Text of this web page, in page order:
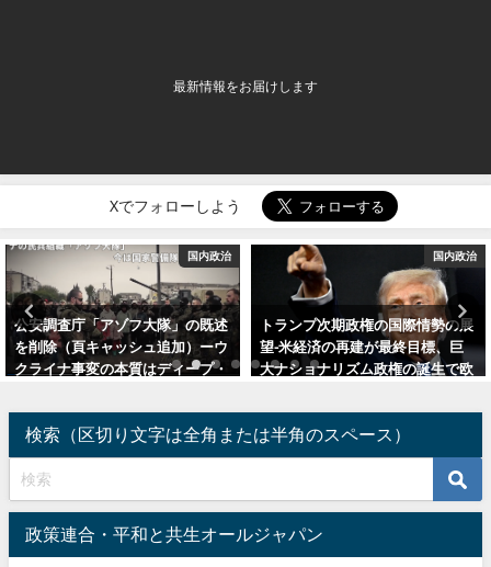
最新情報をお届けします
Xでフォローしよう
国内政治
公安調査庁「アゾフ大隊」の既述
を削除（頁キャッシュ追加）ーウ
クライナ事変の本質はディープ・
陣営
2022年4月10日
国内政治
トランプ次期政権の国際情勢の展
望−米経済の再建が最終目標、巨
大ナショナリズム政権の誕生で欧
検索（区切り文字は全角または半角のスペース）
政策連合・平和と共生オールジャパン